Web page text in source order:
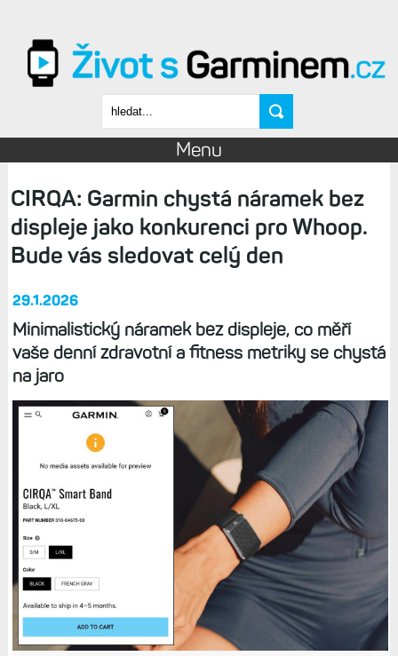
Vyhledávání
Menu
CIRQA: Garmin chystá náramek bez
displeje jako konkurenci pro Whoop.
Bude vás sledovat celý den
29.1.2026
Minimalistický náramek bez displeje, co měří
vaše denní zdravotní a fitness metriky se chystá
na jaro